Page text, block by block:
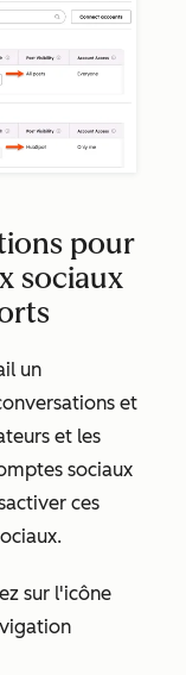
pour
sociaux
un
et
et les
sociaux
ces
sur l'icône